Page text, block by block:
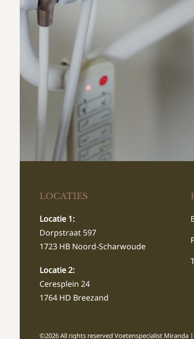
LOCATIES
Locatie 1:
Dorpstraat 597
1723 HB Noord-Scharwoude
Locatie 2:
Ceresplein 24
1764 HD Breezand
©2026 All rights reserved Voetenspecialist Miranda